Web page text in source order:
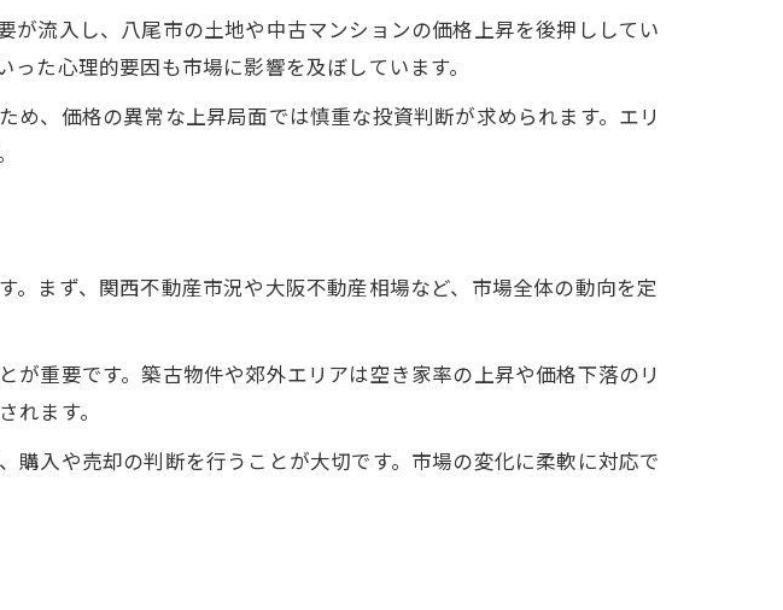
動向徹底解説
ら八尾市を読み解く
尾市の今後
断に与える影響
流入し、八尾市の土地や中古マンションの価格上昇を後押ししてい
た心理的要因も市場に影響を及ぼしています。
、価格の異常な上昇局面では慎重な投資判断が求められます。エリ
まず、関西不動産市況や大阪不動産相場など、市場全体の動向を定
重要です。築古物件や郊外エリアは空き家率の上昇や価格下落のリ
ます。
入や売却の判断を行うことが大切です。市場の変化に柔軟に対応で
ださい
ださい